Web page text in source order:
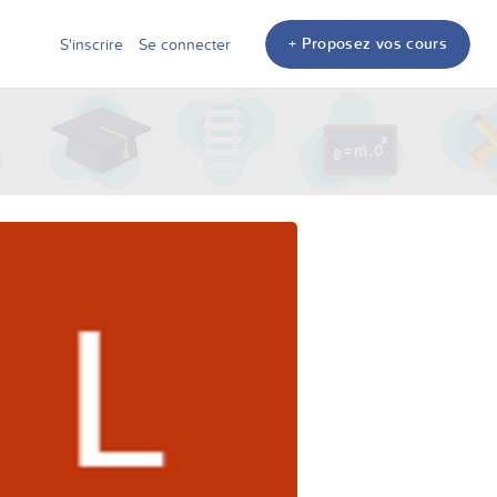
S'inscrire Se connecter + Proposez vos cours